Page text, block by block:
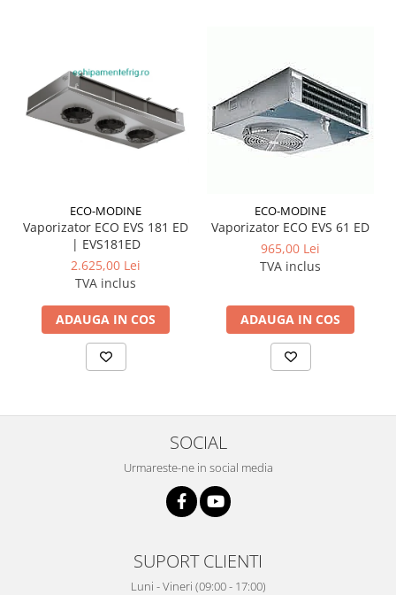
ECO-MODINE
Vaporizator ECO EVS 181 ED
| EVS181ED
2.625,00 Lei
TVA inclus
ADAUGA IN COS
ECO-MODINE
Vaporizator ECO EVS 61 ED
965,00 Lei
TVA inclus
ADAUGA IN COS
SOCIAL
Urmareste-ne in social media
SUPORT CLIENTI
Luni - Vineri (09:00 - 17:00)